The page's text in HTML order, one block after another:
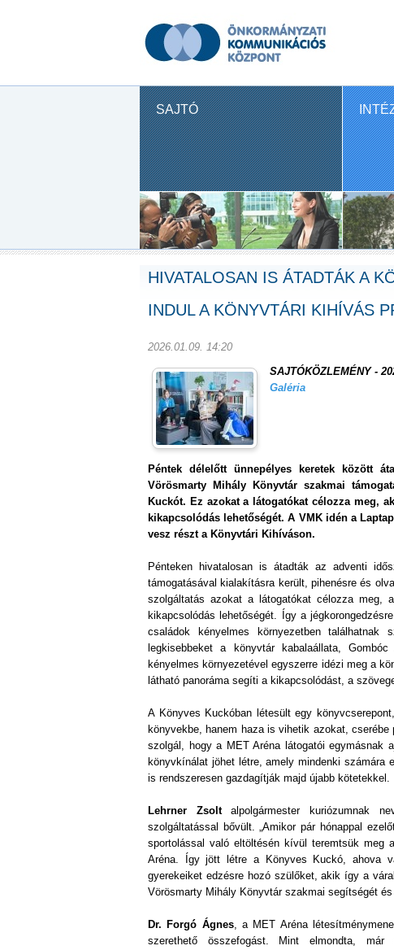
SAJTÓ
HIVATALOSAN IS ÁTADTÁK A
INDUL A KÖNYVTÁRI KIHÍVÁS
2026.01.09. 14:20
SAJTÓKÖZLEMÉNY -
Galéria
Péntek délelőtt ünnepélyes keretek között
Vörösmarty Mihály Könyvtár szakmai
Kuckót. Ez azokat a látogatókat célozza meg,
kikapcsolódás lehetőségét. A VMK idén a
vesz részt a Könyvtári Kihíváson.
Pénteken hivatalosan is átadták az adventi
támogatásával kialakításra került, pihenésre és
szolgáltatás azokat a látogatókat célozza meg,
kikapcsolódás lehetőségét. Így a
családok kényelmes környezetben
legkisebbeket a könyvtár kabalaállata,
kényelmes környezetével egyszerre idézi meg a
látható panoráma segíti a kikapcsolódást, a
A Könyves Kuckóban létesült egy
könyvekbe, hanem haza is vihetik azokat,
szolgál, hogy a MET Aréna látogatói egymásnak
könyvkínálat jöhet létre, amely mindenki számára
is rendszeresen gazdagítják majd újabb kötetekkel.
Lehrner Zsoltalpolgármester kuriózumnak
szolgáltatással bővült. „Amikor pár hónappal
sportolással való eltöltésén kívül teremtsük meg
Aréna. Így jött létre a Könyves Kuckó, ahova
gyerekeiket edzésre hozó szülőket, akik így a
Vörösmarty Mihály Könyvtár szakmai segítségét
Dr. Forgó Ágnes, a MET Aréna
szerethető összefogást. Mint elmondta,